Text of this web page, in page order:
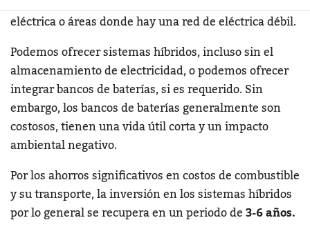
eléctrica o áreas donde hay una red de eléctrica débil.
Podemos ofrecer sistemas híbridos, incluso sin el
almacenamiento de electricidad, o podemos ofrecer
integrar bancos de baterías, si es requerido. Sin
embargo, los bancos de baterías generalmente son
costosos, tienen una vida útil corta y un impacto
ambiental negativo.
Por los ahorros significativos en costos de combustible
y su transporte, la inversión en los sistemas híbridos
por lo general se recupera en un periodo de3-6 años.